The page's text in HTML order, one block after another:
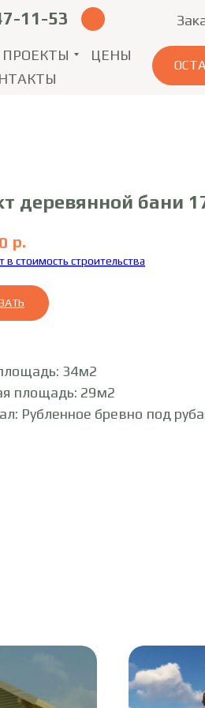
ПРОЕКТЫ
ЦЕНЫ
11-53
деревянной бани
р.
в стоимость строительства
34м2
площадь: 29м2
Рубленное бревно под